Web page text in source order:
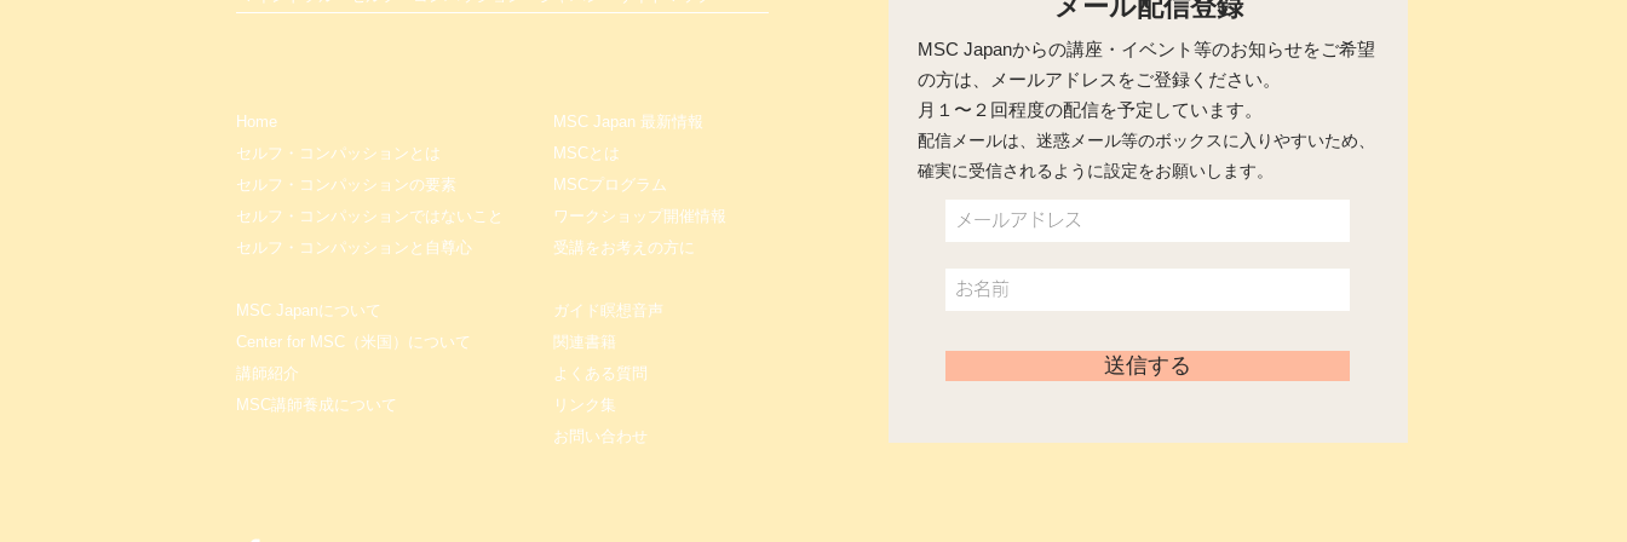
Home
セルフ・コンパッションとは
セルフ・コンパッションの要素
セルフ・コンパッションではないこと
セルフ・コンパッションと自尊心
MSC Japanについて
Center for MSC（米国）について
講師紹介
MSC講師養成について
MSC Japan 最新情報
MSCとは
MSCプログラム
ワークショップ開催情報
受講をお考えの方に
ガイド瞑想音声
関連書籍
よくある質問
リンク集
お問い合わせ
MSC Japanからの講座・イベント等のお知らせをご希望
の方は、メールアドレスをご登録ください。
​月１〜２回程度の配信を予定しています。
配信メールは、迷惑メール等のボックスに入りやすいため、
確実に受信されるように設定をお願いします。
送信する
メール配信登録